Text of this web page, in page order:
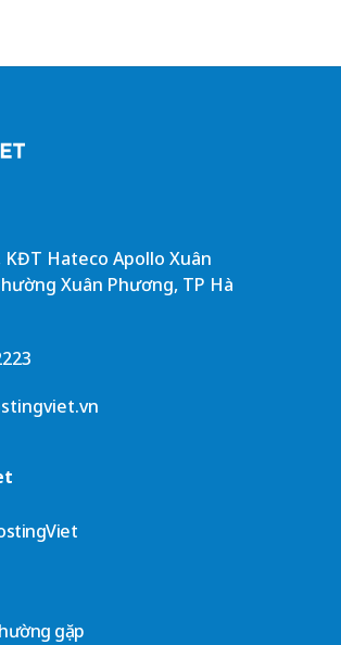
KĐT Hateco Apollo Xuân
Xuân Phương, TP Hà
gặp